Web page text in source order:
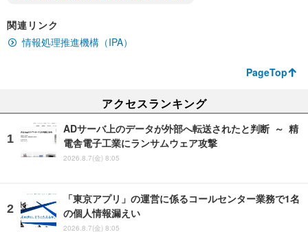
関連リンク
情報処理推進機構（IPA）
PageTop
アクセスランキング
ADサーバ上のデータが外部へ転送されたと判断 ～ 精
電舎電子工業にランサムウェア攻撃
2026.8.7(金) 8:05
「東京アプリ」の運営に係るコールセンター業務で1名
の個人情報漏えい
2026.8.7(金) 8:05